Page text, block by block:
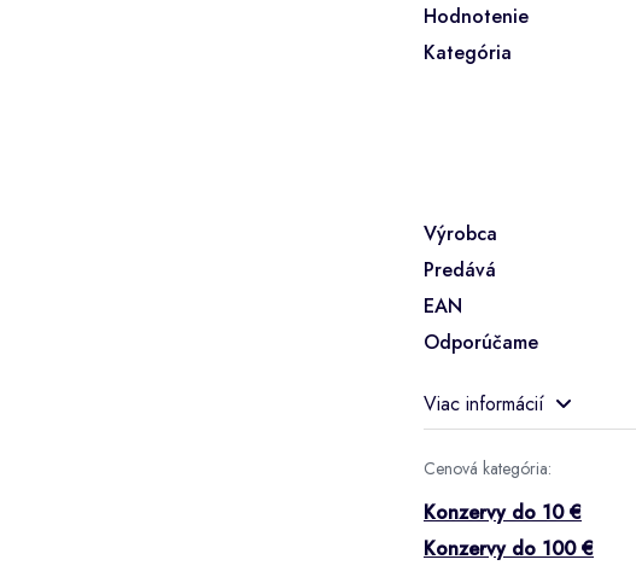
Hodnotenie
Kategória
Výrobca
Predává
EAN
Odporúčame
Viac informácií
Cenová kategória:
Konzervy do 10 €
Konzervy do 100 €